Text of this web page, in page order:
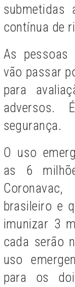
submetidas
contínua de
As pessoas
vão passar
para
adversos.
segurança.
O uso
as 6
brasileiro e
imunizar 3
cada serão
uso
para os